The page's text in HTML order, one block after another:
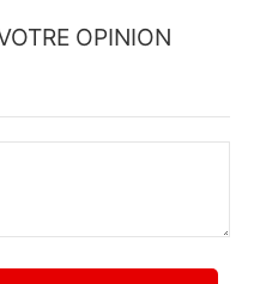
OPINION